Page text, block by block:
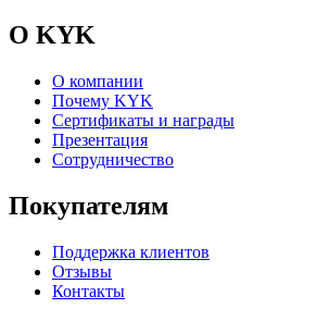
О KYK
О компании
Почему KYK
Сертификаты и награды
Презентация
Сотрудничество
Покупателям
Поддержка клиентов
Отзывы
Контакты